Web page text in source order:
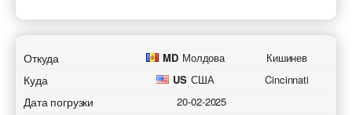
Откуда MD Молдова Кишинев
Куда US США Cincinnati
Дата погрузки 20-02-2025